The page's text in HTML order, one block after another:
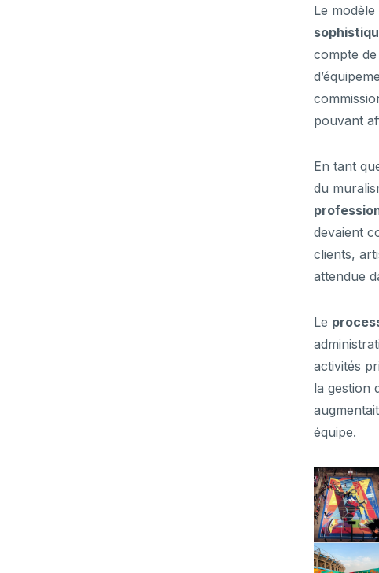
Le
compte
pouvant
En tant
du
devaient
clients,
attendue
Le
activités
la gestion
équipe.